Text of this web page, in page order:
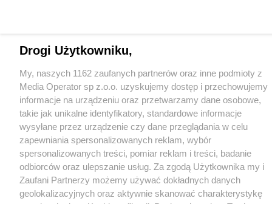
Drogi Użytkowniku,
My, naszych 1162 zaufanych partnerów oraz inne podmioty z
Media Operator sp z.o.o. uzyskujemy dostęp i przechowujemy
informacje na urządzeniu oraz przetwarzamy dane osobowe,
takie jak unikalne identyfikatory, standardowe informacje
wysyłane przez urządzenie czy dane przeglądania w celu
zapewniania spersonalizowanych reklam, wybór
spersonalizowanych treści, pomiar reklam i treści, badanie
odbiorców oraz ulepszanie usług. Za zgodą Użytkownika my i
Zaufani Partnerzy możemy używać dokładnych danych
geolokalizacyjnych oraz aktywnie skanować charakterystykę